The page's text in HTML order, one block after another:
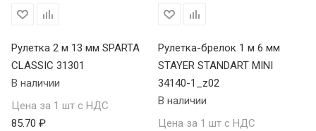
Рулетка 2 м 13 мм SPARTA
CLASSIC 31301
В наличии
Цена за 1 шт с НДС
85.70 ₽
Рулетка-брелок 1 м 6 мм
STAYER STANDART MINI
34140-1_z02
В наличии
Цена за 1 шт с НДС